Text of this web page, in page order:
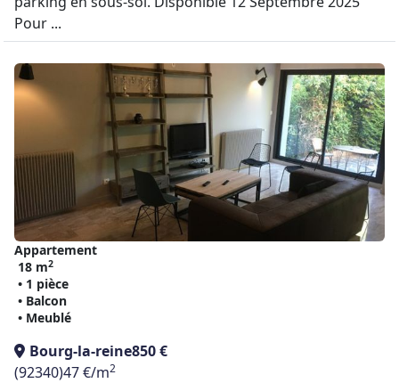
Pour ...
Appartement
18 m2
• 1 pièce
• Balcon
• Meublé
Bourg-la-reine850 €
(92340)47 €/m2